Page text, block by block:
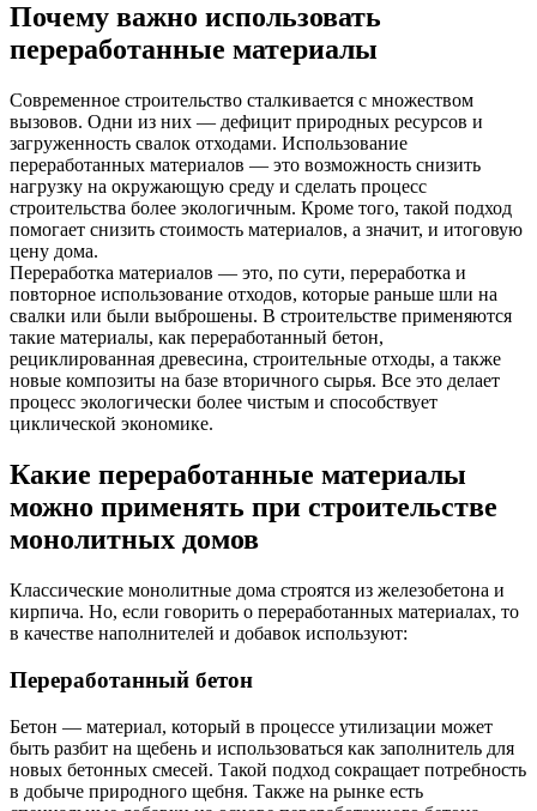
Почему важно использовать
переработанные материалы
Современное строительство сталкивается с множеством
вызовов. Одни из них — дефицит природных ресурсов и
загруженность свалок отходами. Использование
переработанных материалов — это возможность снизить
нагрузку на окружающую среду и сделать процесс
строительства более экологичным. Кроме того, такой подход
помогает снизить стоимость материалов, а значит, и итоговую
цену дома.
Переработка материалов — это, по сути, переработка и
повторное использование отходов, которые раньше шли на
свалки или были выброшены. В строительстве применяются
такие материалы, как переработанный бетон,
рециклированная древесина, строительные отходы, а также
новые композиты на базе вторичного сырья. Все это делает
процесс экологически более чистым и способствует
циклической экономике.
Какие переработанные материалы
можно применять при строительстве
монолитных домов
Классические монолитные дома строятся из железобетона и
кирпича. Но, если говорить о переработанных материалах, то
в качестве наполнителей и добавок используют:
Переработанный бетон
Бетон — материал, который в процессе утилизации может
быть разбит на щебень и использоваться как заполнитель для
новых бетонных смесей. Такой подход сокращает потребность
в добыче природного щебня. Также на рынке есть